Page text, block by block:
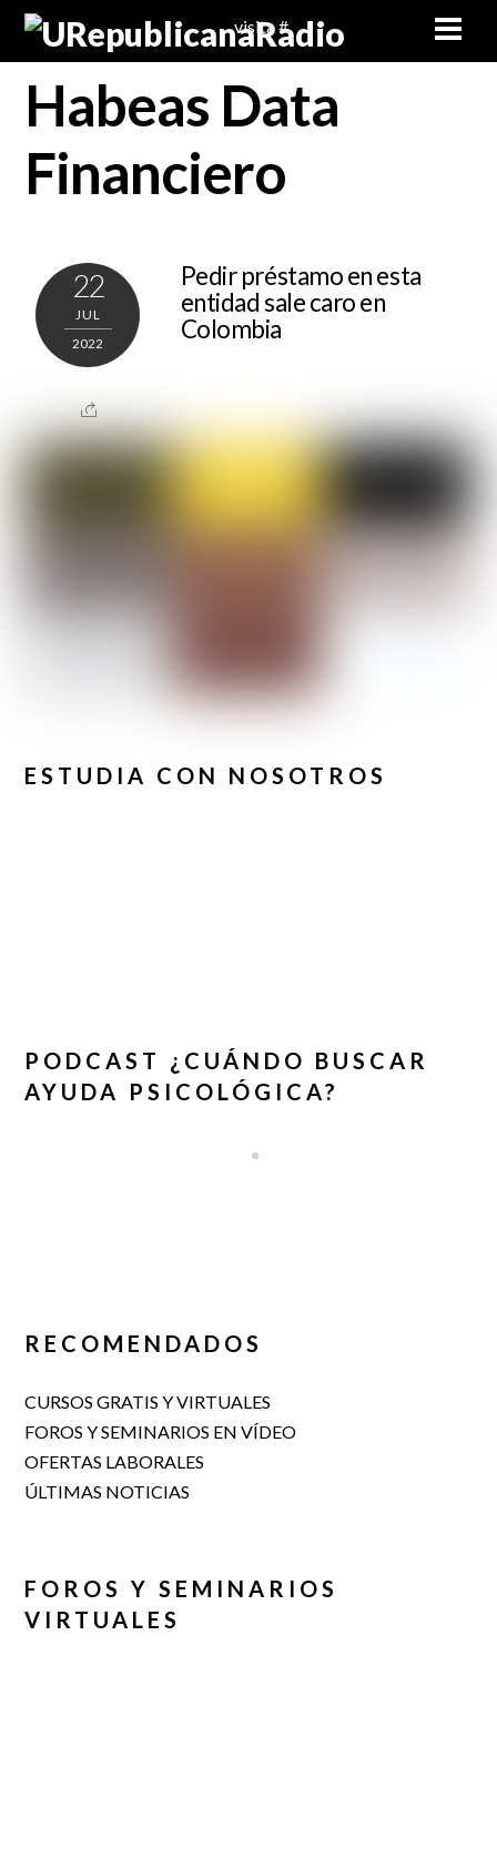
Skip
visita #
Habeas Data
Financiero
22
JUL
2022
Pedir préstamo en esta
entidad sale caro en
Colombia
ESTUDIA CON NOSOTROS
PODCAST ¿CUÁNDO BUSCAR
AYUDA PSICOLÓGICA?
RECOMENDADOS
CURSOS GRATIS Y VIRTUALES
FOROS Y SEMINARIOS EN VÍDEO
OFERTAS LABORALES
ÚLTIMAS NOTICIAS
FOROS Y SEMINARIOS
VIRTUALES